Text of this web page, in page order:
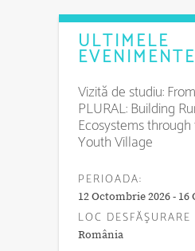
ULTIMELE
EVENIMENTE
Vizită de studiu:
PLURAL: Building
Ecosystems
Youth Village
PERIOADA:
12 Octombrie 2026 -
LOC DESFĂŞURARE
România